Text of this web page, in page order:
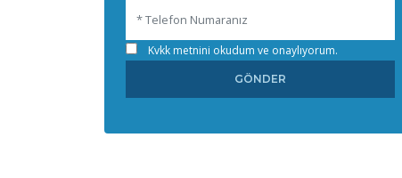
Kvkk metnini okudum ve onaylıyorum.